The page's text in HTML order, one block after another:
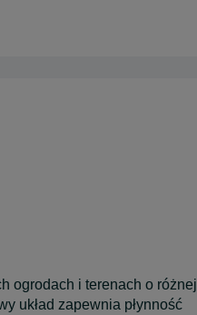
ogrodach i terenach o różnej
układ zapewnia płynność